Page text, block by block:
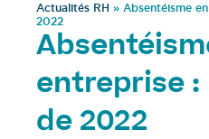
Actualités RH » Absentéisme
2022
entreprise :
de 2022